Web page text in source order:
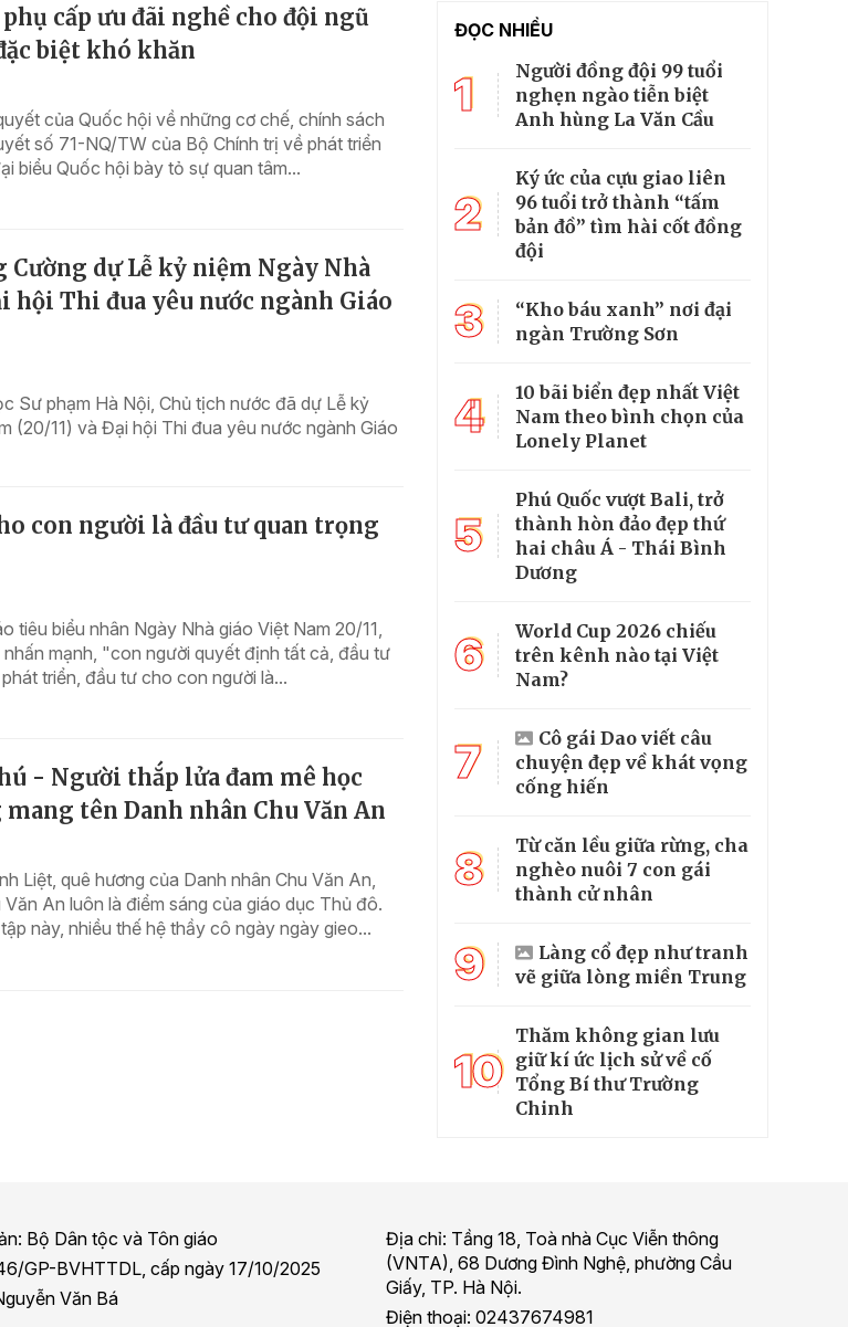
cấp ưu đãi nghề cho đội ngũ
biệt khó khăn
của Quốc hội về những cơ chế, chính sách
số 71-NQ/TW của Bộ Chính trị về phát triển
biểu Quốc hội bày tỏ sự quan tâm...
Cường dự Lễ kỷ niệm Ngày Nhà
hội Thi đua yêu nước ngành Giáo
Sư phạm Hà Nội, Chủ tịch nước đã dự Lễ kỷ
(20/11) và Đại hội Thi đua yêu nước ngành Giáo
con người là đầu tư quan trọng
tiêu biểu nhân Ngày Nhà giáo Việt Nam 20/11,
mạnh, "con người quyết định tất cả, đầu tư
triển, đầu tư cho con người là...
- Người thắp lửa đam mê học
tên Danh nhân Chu Văn An
Liệt, quê hương của Danh nhân Chu Văn An,
An luôn là điểm sáng của giáo dục Thủ đô.
này, nhiều thế hệ thầy cô ngày ngày gieo...
ĐỌC NHIỀU
1
Người đồng đội 99 tuổi
nghẹn ngào tiễn biệt
Anh hùng La Văn Cầu
2
Ký ức của cựu giao liên
96 tuổi trở thành “tấm
bản đồ” tìm hài cốt đồng
đội
3
“Kho báu xanh” nơi đại
ngàn Trường Sơn
4
10 bãi biển đẹp nhất Việt
Nam theo bình chọn của
Lonely Planet
5
Phú Quốc vượt Bali, trở
thành hòn đảo đẹp thứ
hai châu Á - Thái Bình
Dương
6
World Cup 2026 chiếu
trên kênh nào tại Việt
Nam?
7
Cô gái Dao viết câu
chuyện đẹp về khát vọng
cống hiến
8
Từ căn lều giữa rừng, cha
nghèo nuôi 7 con gái
thành cử nhân
9
Làng cổ đẹp như tranh
vẽ giữa lòng miền Trung
10
Thăm không gian lưu
giữ kí ức lịch sử về cố
Tổng Bí thư Trường
Chinh
Bộ Dân tộc và Tôn giáo
GP-BVHTTDL, cấp ngày 17/10/2025
Văn Bá
Địa chỉ: Tầng 18, Toà nhà Cục Viễn thông
(VNTA), 68 Dương Đình Nghệ, phường Cầu
Giấy, TP. Hà Nội.
Điện thoại: 02437674981